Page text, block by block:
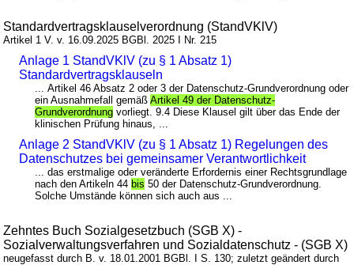
Standardvertragsklauselverordnung (StandVKlV)
Artikel 1 V. v. 16.09.2025 BGBl. 2025 I Nr. 215
Anlage 1 StandVKlV (zu § 1 Absatz 1)
Standardvertragsklauseln
... Artikel 46 Absatz 2 oder 3 der Datenschutz-Grundverordnung oder
ein Ausnahmefall gemäßArtikel 49 der Datenschutz-
Grundverordnung vorliegt. 9.4 Diese Klausel gilt über das Ende der
klinischen Prüfung hinaus, ...
Anlage 2 StandVKlV (zu § 1 Absatz 1) Regelungen des
Datenschutzes bei gemeinsamer Verantwortlichkeit
... das erstmalige oder veränderte Erfordernis einer Rechtsgrundlage
nach den Artikeln 44bis 50 der Datenschutz-Grundverordnung.
Solche Umstände können sich auch aus ...
Zehntes Buch Sozialgesetzbuch (SGB X) -
Sozialverwaltungsverfahren und Sozialdatenschutz - (SGB X)
neugefasst durch B. v. 18.01.2001 BGBl. I S. 130; zuletzt geändert durch